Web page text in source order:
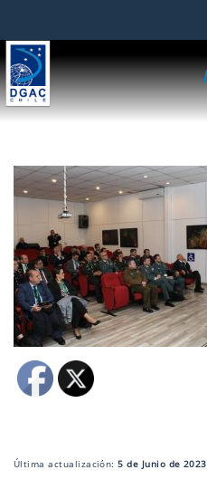
Última actualización:5 de Junio de 2023